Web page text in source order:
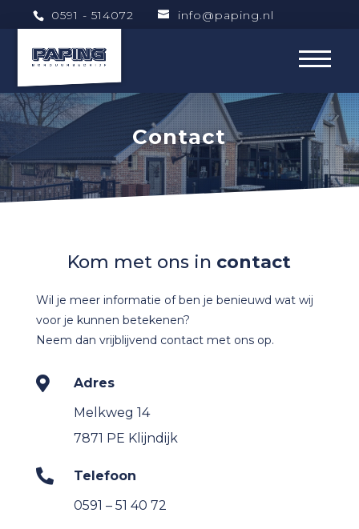
0591 - 514072 info@paping.nl
Contact
Kom met ons in contact
Wil je meer informatie of ben je benieuwd wat wij
voor je kunnen betekenen?
Neem dan vrijblijvend contact met ons op.

Adres
Melkweg 14
7871 PE Klijndijk

Telefoon
0591 – 51 40 72